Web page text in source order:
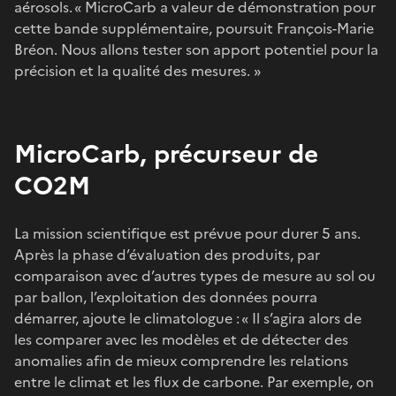
aérosols. « MicroCarb a valeur de démonstration pour
cette bande supplémentaire, poursuit François-Marie
Bréon. Nous allons tester son apport potentiel pour la
précision et la qualité des mesures. »
MicroCarb, précurseur de
CO2M
La mission scientifique est prévue pour durer 5 ans.
Après la phase d’évaluation des produits, par
comparaison avec d’autres types de mesure au sol ou
par ballon, l’exploitation des données pourra
démarrer, ajoute le climatologue : « Il s’agira alors de
les comparer avec les modèles et de détecter des
anomalies afin de mieux comprendre les relations
entre le climat et les flux de carbone. Par exemple, on